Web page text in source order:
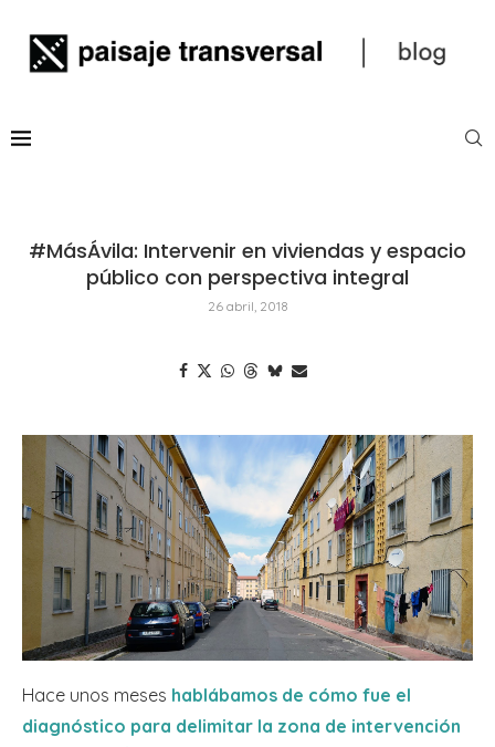
#MásÁvila: Intervenir en viviendas y espacio
público con perspectiva integral
26 abril, 2018
Hace unos meses hablábamos de cómo fue el
diagnóstico para delimitar la zona de intervención